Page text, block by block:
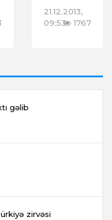
21.12.2013,
09:53 1767
gəlib
zirvəsi